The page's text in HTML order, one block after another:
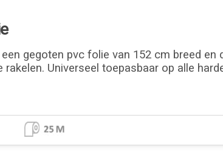
gegoten pvc folie van 152 cm breed en
Universeel toepasbaar op alle